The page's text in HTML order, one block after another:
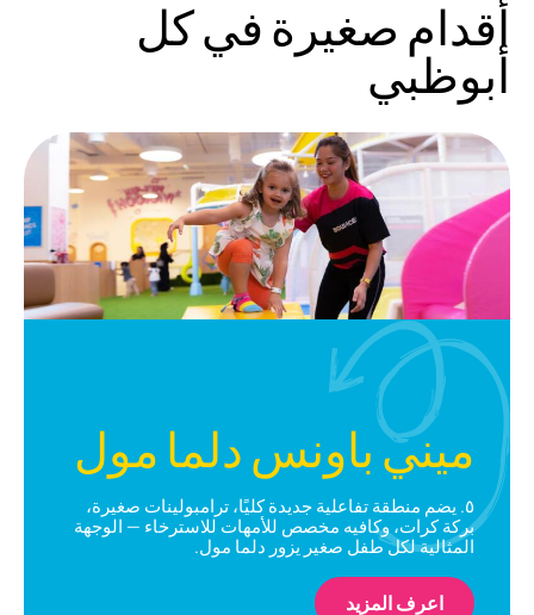
أقدام صغيرة في كل
أبوظبي
ميني باونس دلما مول
٥. يضم منطقة تفاعلية جديدة كليًا، ترامبولينات صغيرة،
بركة كرات، وكافيه مخصص للأمهات للاسترخاء — الوجهة
المثالية لكل طفل صغير يزور دلما مول.
اعرف المزيد